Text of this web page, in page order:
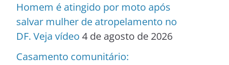
Homem é atingido por moto após
salvar mulher de atropelamento no
DF. Veja vídeo 4 de agosto de 2026
Casamento comunitário: